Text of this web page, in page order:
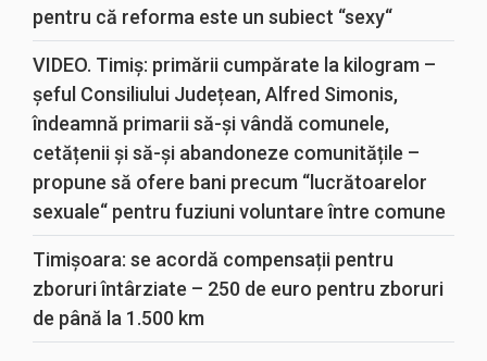
pentru că reforma este un subiect “sexy“
VIDEO. Timiș: primării cumpărate la kilogram –
șeful Consiliului Județean, Alfred Simonis,
îndeamnă primarii să-și vândă comunele,
cetățenii și să-și abandoneze comunitățile –
propune să ofere bani precum “lucrătoarelor
sexuale“ pentru fuziuni voluntare între comune
Timișoara: se acordă compensații pentru
zboruri întârziate – 250 de euro pentru zboruri
de până la 1.500 km